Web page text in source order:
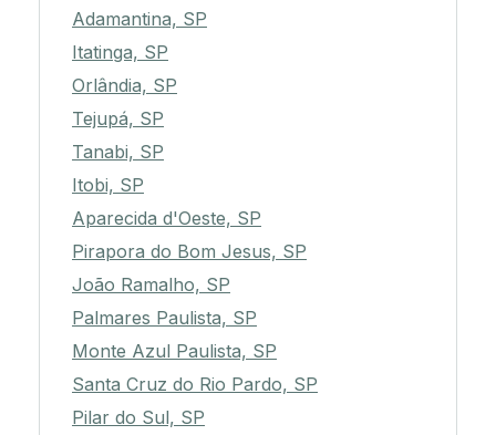
Adamantina, SP
Itatinga, SP
Orlândia, SP
Tejupá, SP
Tanabi, SP
Itobi, SP
Aparecida d'Oeste, SP
Pirapora do Bom Jesus, SP
João Ramalho, SP
Palmares Paulista, SP
Monte Azul Paulista, SP
Santa Cruz do Rio Pardo, SP
Pilar do Sul, SP